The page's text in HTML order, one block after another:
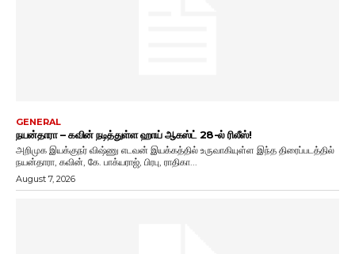
GENERAL
நயன்தாரா – கவின் நடித்துள்ள ஹாய் ஆகஸ்ட் 28-ல் ரிலீஸ்!
அறிமுக இயக்குநர் விஷ்ணு எடவன் இயக்கத்தில் உருவாகியுள்ள இந்த திரைப்படத்தில்
நயன்தாரா, கவின், கே. பாக்யராஜ், பிரபு, ராதிகா...
August 7, 2026